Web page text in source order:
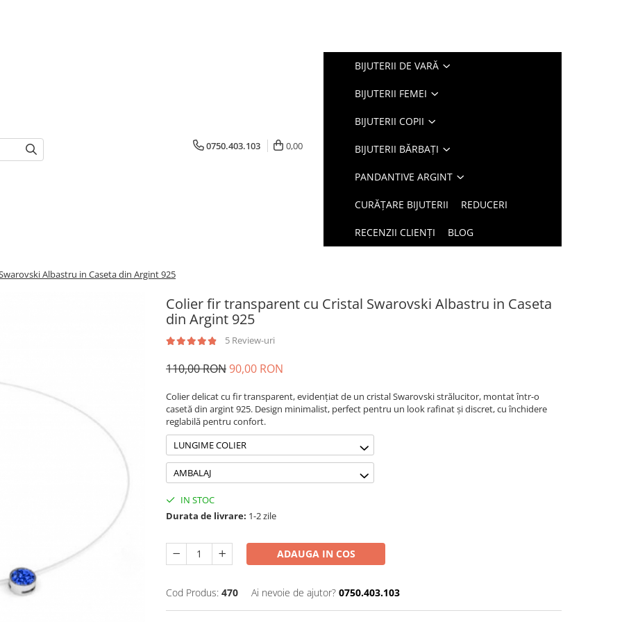
0750.403.103 0,00
BIJUTERII DE VARĂ
BIJUTERII FEMEI
BIJUTERII COPII
BIJUTERII BĂRBAȚI
PANDANTIVE ARGINT
CURĂȚARE BIJUTERII REDUCERI
RECENZII CLIENȚI BLOG
Albastru in Caseta din Argint 925
Colier fir transparent cu Cristal Swarovski Albastru in Caseta
din Argint 925
5 Review-uri
110,00 RON90,00 RON
Colier delicat cu fir transparent, evidențiat de un cristal Swarovski strălucitor, montat într-o
casetă din argint 925. Design minimalist, perfect pentru un look rafinat și discret, cu închidere
reglabilă pentru confort.
LUNGIME COLIER
AMBALAJ
IN STOC
Durata de livrare: 1-2 zile
ADAUGA IN COS
Cod Produs: 470 Ai nevoie de ajutor? 0750.403.103